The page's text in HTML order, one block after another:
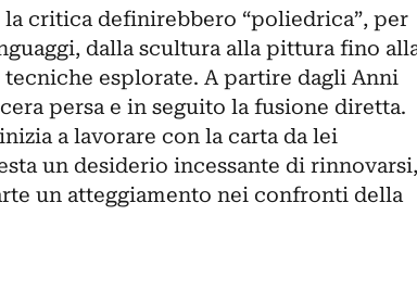
la critica definirebbero “poliedrica”, per
dalla scultura alla pittura fino
esplorate. A partire dagli Anni
persa e in seguito la fusione diretta.
a lavorare con la carta da lei
un desiderio incessante di rinnovarsi,
un atteggiamento nei confronti della